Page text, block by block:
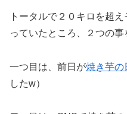
トータルで２０キロを超
っていたところ、２つの事
一つ目は、前日が焼き芋の
したw）